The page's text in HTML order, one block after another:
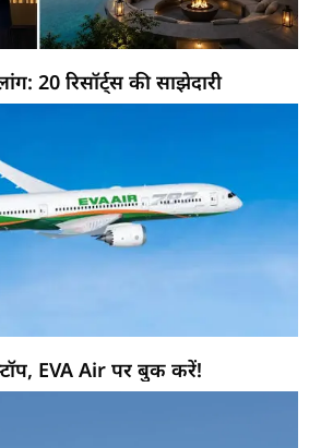
20 रिसॉर्ट्स की साझेदारी
EVA Air पर बुक करें!